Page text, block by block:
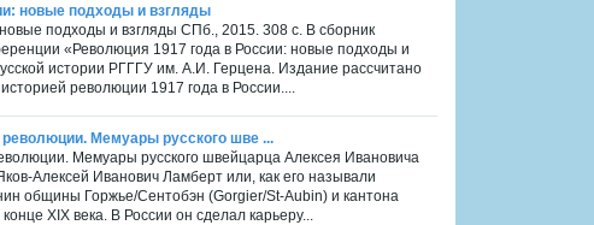
новые подходы и взгляды
подходы и взгляды СПб., 2015. 308 с. В сборник
«Революция 1917 года в России: новые подходы и
истории РГГГУ им. А.И. Герцена. Издание рассчитано
революции 1917 года в России....
Мемуары русского шве ...
Мемуары русского швейцарца Алексея Ивановича
Алексей Иванович Ламберт или, как его называли
общины Горжье/Сентобэн (Gorgier/St-Aubin) и кантона
XIX века. В России он сделал карьеру...